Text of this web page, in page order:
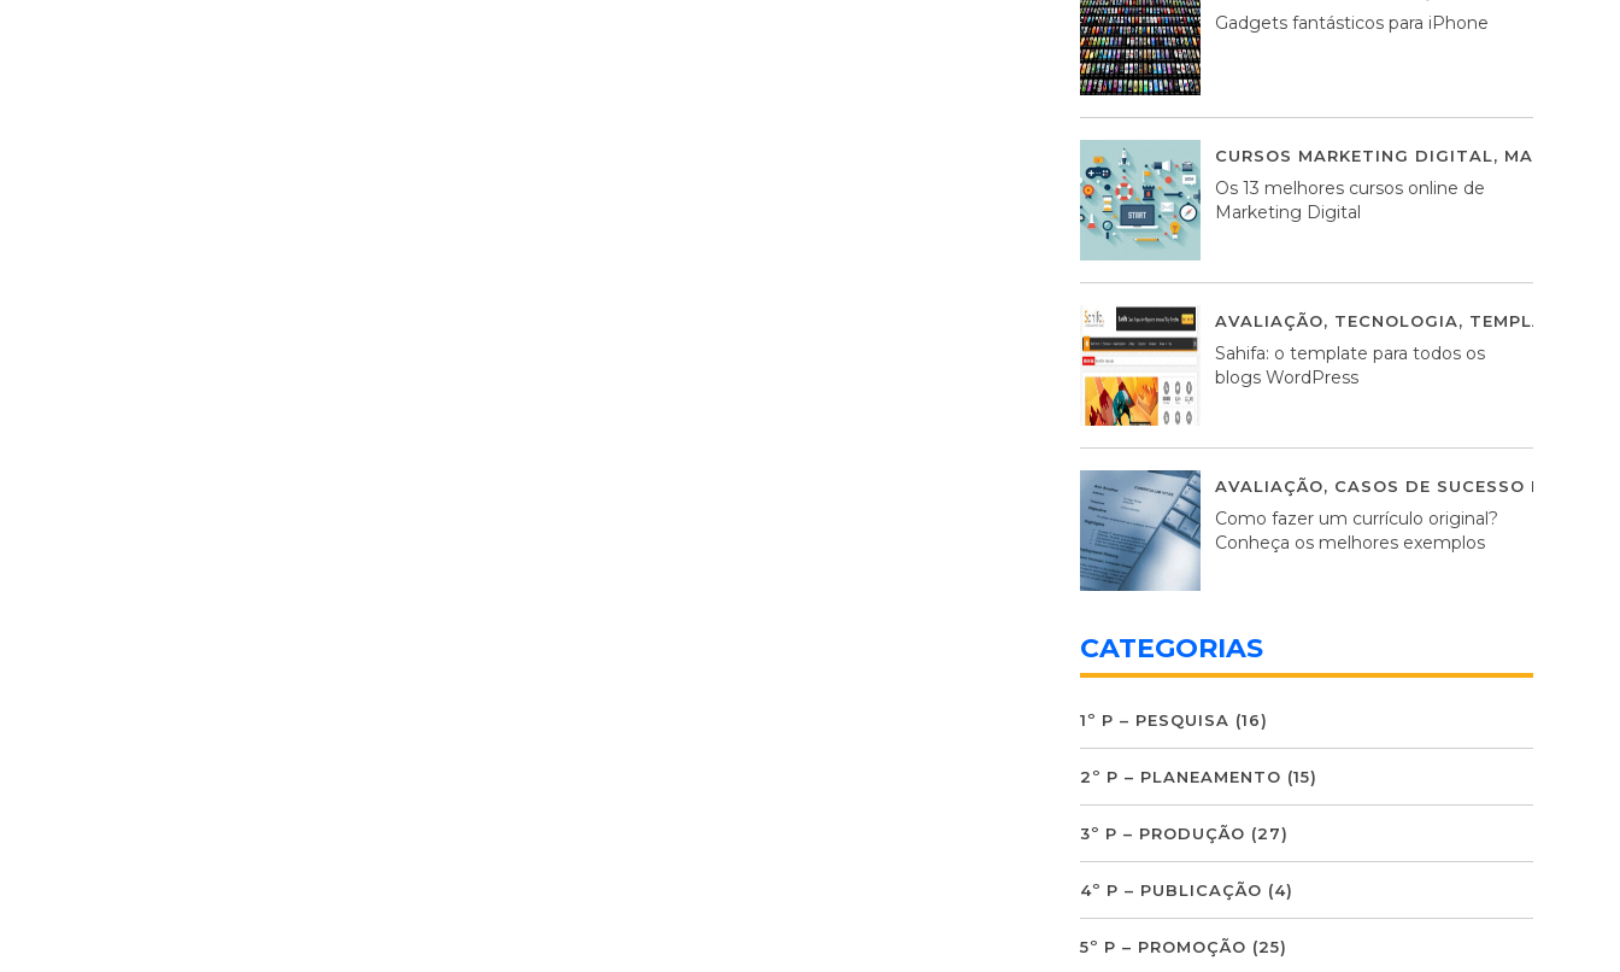
Gadgets fantásticos para iPhone
CURSOS MARKETING DIGITAL,
Os 13 melhores cursos online de
Marketing Digital
AVALIAÇÃO, TECNOLOGIA, TEMPLATES
Sahifa: o template para todos os
blogs WordPress
AVALIAÇÃO, CASOS DE SUCESSO DE
Como fazer um currículo original?
Conheça os melhores exemplos
CATEGORIAS
1º P – PESQUISA (16)
2º P – PLANEAMENTO (15)
3º P – PRODUÇÃO (27)
4º P – PUBLICAÇÃO (4)
5º P – PROMOÇÃO (25)